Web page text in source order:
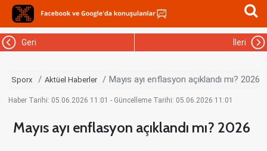
Geri İleri
Sporx Aktüel Haberler Mayıs ayı enflasyon açıklandı mı? 2026
Haber Tarihi: 05.06.2026 11:01 - Güncelleme Tarihi: 05.06.2026 11:01
Mayıs ayı enflasyon açıklandı mı? 2026